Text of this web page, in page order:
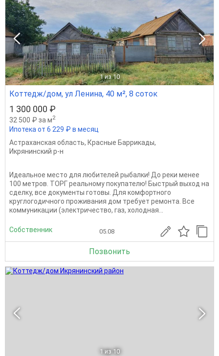
1 из 10
Коттедж/дом, ул Ленина, 40 м², 8 соток
1 300 000 ₽
32 500 ₽ за м2
Ипотека от 6 229 ₽ в месяц
Астраханская область, Красные Баррикады,
Икрянинский р-н
Идеальное место для любителей рыбалки! До реки менее
100 метров. ТОРГ реальному покупателю! Быстрый выход на
сделку, все документы готовы. Для комфортного
круглогодичного проживания дом требует ремонта. Все
коммуникации (электричество, газ, холодная...
Собственник 05.08
Позвонить
1 из 10